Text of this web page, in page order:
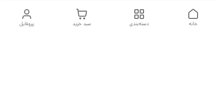
پروفایل سبد خرید دسته‌بندی خانه